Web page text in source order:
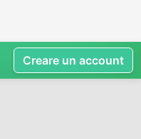
Creare un account